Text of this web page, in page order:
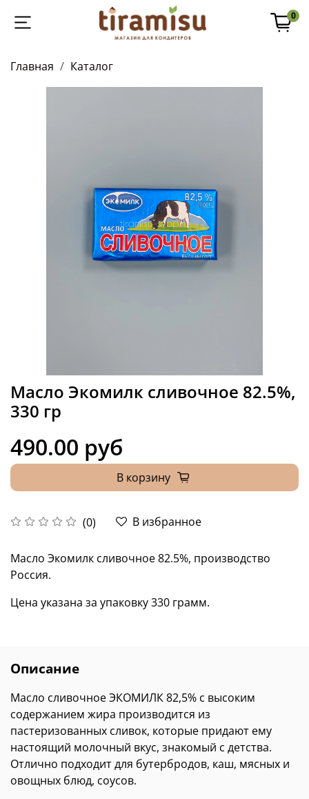
0
Главная Каталог
Масло Экомилк сливочное 82.5%,
330 гр
(0) В избранное
490.00 руб
В корзину
Масло Экомилк сливочное 82.5%, производство
Россия.
Цена указана за упаковку 330 грамм.
Описание
Масло сливочное ЭКОМИЛК 82,5% с высоким
содержанием жира производится из
пастеризованных сливок, которые придают ему
настоящий молочный вкус, знакомый с детства.
Отлично подходит для бутербродов, каш, мясных и
овощных блюд, соусов.